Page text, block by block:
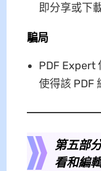
即分享或下
騙局
PDF Expert
使得該 PDF
第五部
看和編